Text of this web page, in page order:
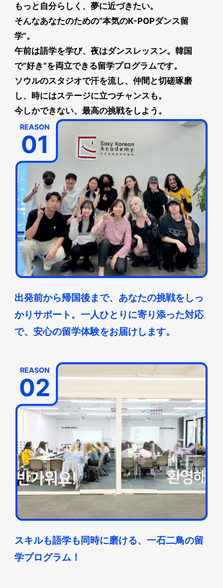
もっと自分らしく、夢に近づきたい。
そんなあなたのための“本気のK-POPダンス留
学”。
午前は語学を学び、夜はダンスレッスン。韓国
で“好き”を両立できる留学プログラムです。
ソウルのスタジオで汗を流し、仲間と切磋琢磨
し、時にはステージに立つチャンスも。
今しかできない、最高の挑戦をしよう。
REASON
01
出発前から帰国後まで、あなたの挑戦をしっ
かりサポート。一人ひとりに寄り添った対応
で、安心の留学体験をお届けします。
REASON
02
スキルも語学も同時に磨ける、一石二鳥の留
学プログラム！